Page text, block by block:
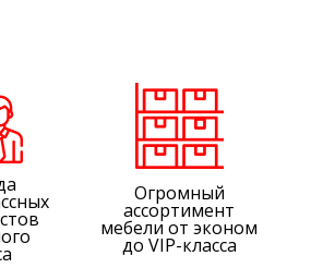
этом в нем было комфортно
Огромный
ассортимент
мебели от эконом
до VIP-класса